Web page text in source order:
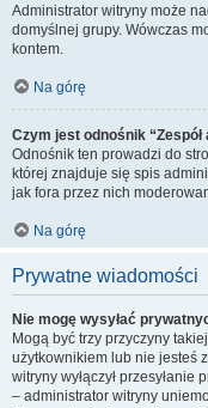
Administrator witryny może
domyślnej grupy. Wówczas
kontem.
Na górę
Czym jest odnośnik
Odnośnik ten prowadzi do
której znajduje się spis
jak fora przez nich
Na górę
Prywatne wiadomości
Nie mogę wysyłać
Mogą być trzy przyczyny
użytkownikiem lub nie jesteś
witryny wyłączył
– administrator witryny